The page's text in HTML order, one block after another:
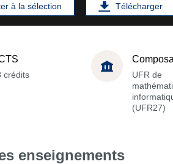
à la sélection Télécharger
crédits
UFR de
(UFR27)
enseignements